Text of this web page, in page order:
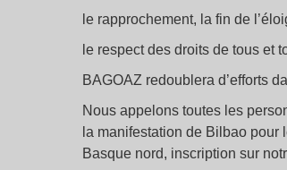
le rapprochement, la fin de
le respect des droits de tous et
BAGOAZ redoublera d’efforts
Nous appelons toutes les
la manifestation de Bilbao
Basque nord, inscription sur